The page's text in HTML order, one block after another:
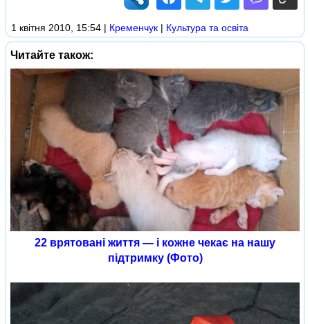
1 квітня 2010, 15:54 | Кременчук | Культура та освіта
Читайте також:
22 врятовані життя — і кожне чекає на нашу
підтримку (Фото)